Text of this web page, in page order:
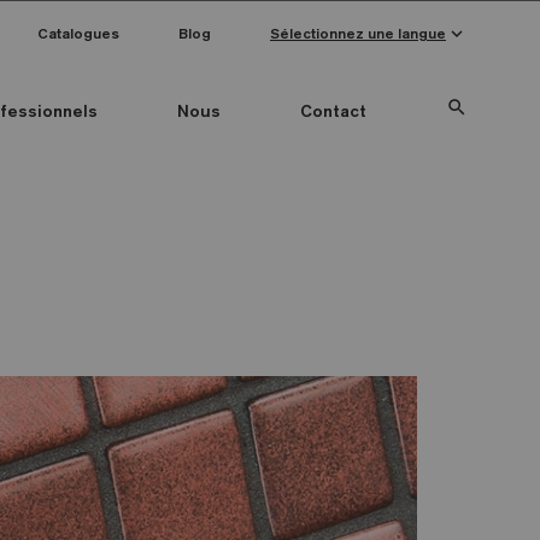
Nous Contact search
Catalogues Blog Sélectionnez une langue keyboard_arrow_down